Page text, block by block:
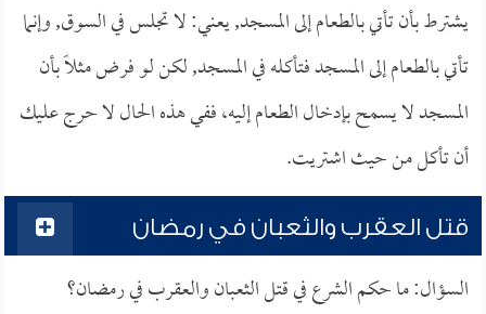
يشترط بأن تأتي بالطعام إلى المسجد, يعني: لا تجلس في السوق, وإنما
تأتي بالطعام إلى المسجد فتأكله في المسجد, لكن لو فرض مثلاً بأن
المسجد لا يسمح بإدخال الطعام إليه، ففي هذه الحال لا حرج عليك
أن تأكل من حيث اشتريت.
قتل العقرب والثعبان في رمضان
السؤال: ما حكم الشرع في قتل الثعبان والعقرب في رمضان؟